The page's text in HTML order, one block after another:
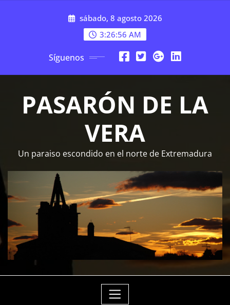
sábado, 8 agosto 2026
3:26:57 AM
Síguenos
PASARÓN DE LA
VERA
Un paraiso escondido en el norte de Extremadura